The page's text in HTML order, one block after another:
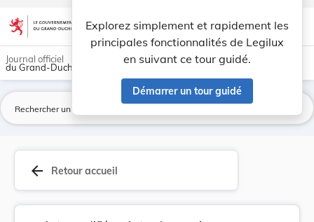
Aller au contenu account_circle help Aide
Explorez simplement et rapidement les
principales fonctionnalités de Legilux
en suivant ce tour guidé.
Démarrer un tour guidé
light_mode dark_mode
Journal officiel
du Grand-Duché de Luxembourg
arrow_back Retour accueil